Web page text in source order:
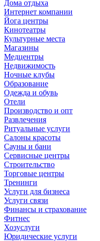
Дома отдыха
Интернет компании
Йога центры
Кинотеатры
Культурные места
Магазины
Медцентры
Недвижимость
Ночные клубы
Образование
Одежда и обувь
Отели
Производство и опт
Развлечения
Ритуальные услуги
Салоны красоты
Сауны и бани
Сервисные центры
Строительство
Торговые центры
Тренинги
Услуги для бизнеса
Услуги связи
Финансы и страхование
Фитнес
Хозуслуги
Юридические услуги